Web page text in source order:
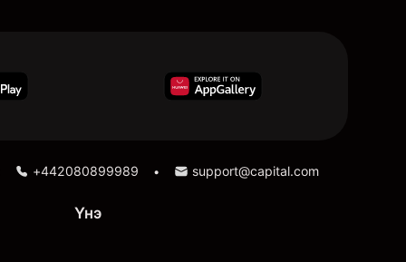
+442080899989 • support@capital.com
Үнэ